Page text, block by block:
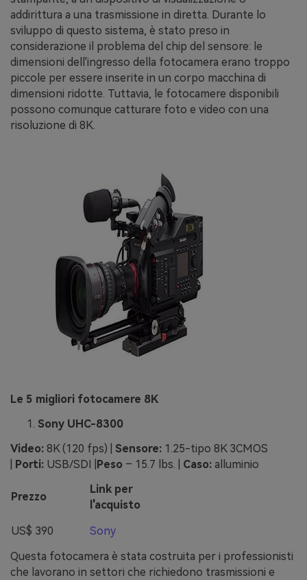
addirittura a una trasmissione in diretta. Durante lo
sviluppo di questo sistema, è stato preso in
considerazione il problema del chip del sensore: le
dimensioni dell'ingresso della fotocamera erano troppo
piccole per essere inserite in un corpo macchina di
dimensioni ridotte. Tuttavia, le fotocamere disponibili
possono comunque catturare foto e video con una
risoluzione di 8K.
Le 5 migliori fotocamere 8K
Sony UHC-8300
Video: 8K (120 fps) | Sensore: 1.25-tipo 8K 3CMOS
Porti: USB/SDI | Peso – 15.7 lbs. | Caso: alluminio
Prezzo
Link per
l'acquisto
US$ 390
Sony
Questa fotocamera è stata costruita per i professionisti
che lavorano in settori che richiedono trasmissioni e